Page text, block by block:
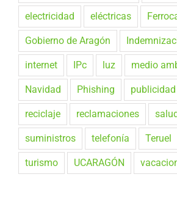
electricidad eléctricas
Gobierno de Aragón
internet IPc luz medio
Navidad Phishing publicidad
reciclaje reclamaciones
suministros telefonía Teruel
turismo UCARAGÓN